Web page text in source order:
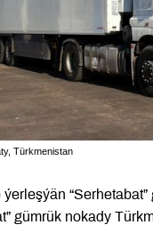
Türkmenistan
gümrük nokady